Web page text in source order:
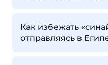
Как избежать
отправляясь в